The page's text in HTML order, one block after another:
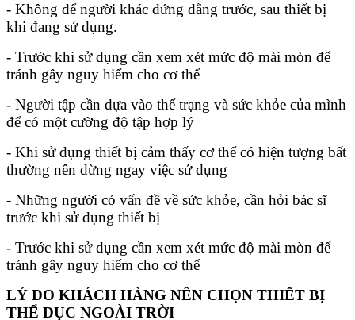
- Không để người khác đứng đằng trước, sau thiết bị
khi đang sử dụng.
- Trước khi sử dụng cần xem xét mức độ mài mòn để
tránh gây nguy hiểm cho cơ thể
- Người tập cần dựa vào thể trạng và sức khỏe của mình
để có một cường độ tập hợp lý
- Khi sử dụng thiết bị cảm thấy cơ thể có hiện tượng bất
thường nên dừng ngay việc sử dụng
- Những người có vấn đề về sức khỏe, cần hỏi bác sĩ
trước khi sử dụng thiết bị
- Trước khi sử dụng cần xem xét mức độ mài mòn để
tránh gây nguy hiểm cho cơ thể
LÝ DO KHÁCH HÀNG NÊN CHỌN THIẾT BỊ
THỂ DỤC NGOÀI TRỜI